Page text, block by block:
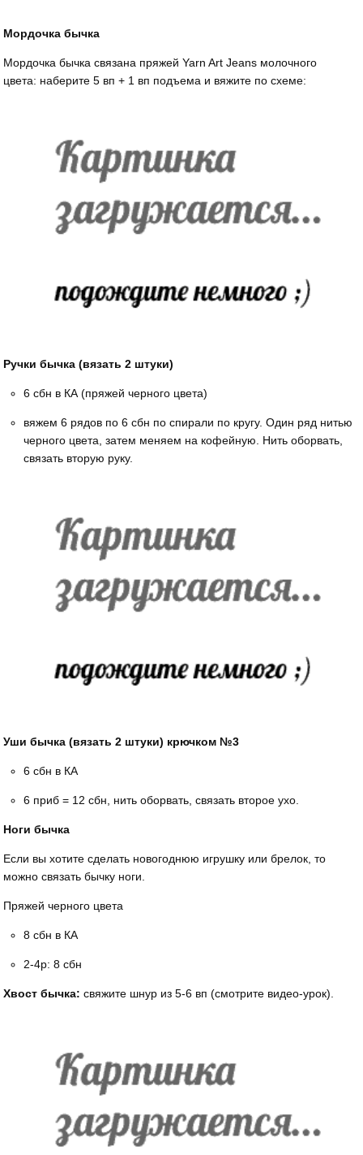
Мордочка бычка
Мордочка бычка связана пряжей Yarn Art Jeans молочного
цвета: наберите 5 вп + 1 вп подъема и вяжите по схеме:
Ручки бычка (вязать 2 штуки)
6 сбн в КА (пряжей черного цвета)
вяжем 6 рядов по 6 сбн по спирали по кругу. Один ряд нитью
черного цвета, затем меняем на кофейную. Нить оборвать,
связать вторую руку.
Уши бычка (вязать 2 штуки) крючком №3
6 сбн в КА
6 приб = 12 сбн, нить оборвать, связать второе ухо.
Ноги бычка
Если вы хотите сделать новогоднюю игрушку или брелок, то
можно связать бычку ноги.
Пряжей черного цвета
8 сбн в КА
2-4р: 8 сбн
Хвост бычка: свяжите шнур из 5-6 вп (смотрите видео-урок).